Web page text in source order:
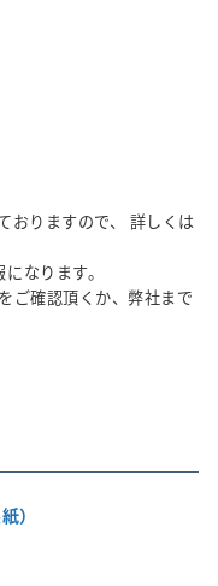
おりますので、 詳しくは
なります。
ご確認頂くか、弊社まで
）